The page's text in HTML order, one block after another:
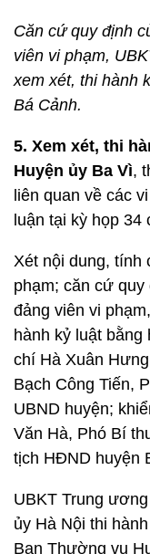
Căn cứ quy định
viên vi phạm,
xem xét, thi hành
Bá Cảnh.
5. Xem xét, thi
Huyện ủy Ba Vì,
liên quan về các
luận tại kỳ họp
Xét nội dung, tính
phạm; căn cứ
đảng viên vi
hành kỷ luật
chí Hà Xuân
Bạch Công Tiến,
UBND huyện;
Văn Hà, Phó Bí
tịch HĐND huyện
UBKT Trung
ủy Hà Nội thi
Ban Thường vụ